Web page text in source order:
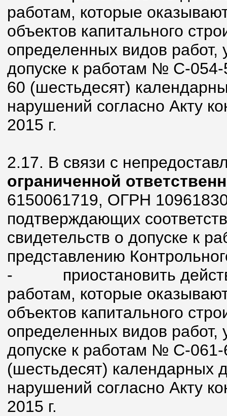
работам, которые
объектов капитального
определенных видов работ,
допуске к работам № С-
60 (шестьдесят)
нарушений согласно Акту
2015 г.
2.17. В связи с
ограниченной
6150061719, ОГРН
подтверждающих
свидетельств о допуске к
представлению
-
приостановить
работам, которые
объектов капитального
определенных видов работ,
допуске к работам № С-
(шестьдесят) календарных
нарушений согласно Акту
2015 г.